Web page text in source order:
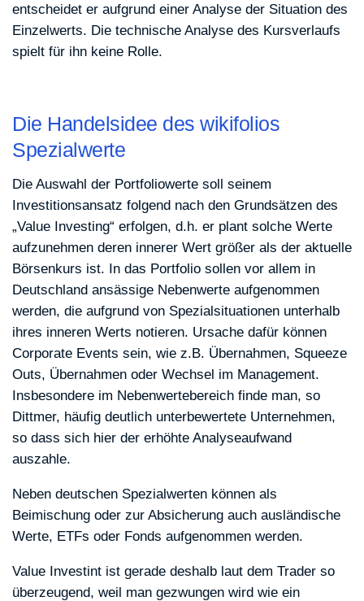
entscheidet er aufgrund einer Analyse der Situation des
Einzelwerts. Die technische Analyse des Kursverlaufs
spielt für ihn keine Rolle.
Die Handelsidee des wikifolios
Spezialwerte
Die Auswahl der Portfoliowerte soll seinem
Investitionsansatz folgend nach den Grundsätzen des
„Value Investing“ erfolgen, d.h. er plant solche Werte
aufzunehmen deren innerer Wert größer als der aktuelle
Börsenkurs ist. In das Portfolio sollen vor allem in
Deutschland ansässige Nebenwerte aufgenommen
werden, die aufgrund von Spezialsituationen unterhalb
ihres inneren Werts notieren. Ursache dafür können
Corporate Events sein, wie z.B. Übernahmen, Squeeze
Outs, Übernahmen oder Wechsel im Management.
Insbesondere im Nebenwertebereich finde man, so
Dittmer, häufig deutlich unterbewertete Unternehmen,
so dass sich hier der erhöhte Analyseaufwand
auszahle.
Neben deutschen Spezialwerten können als
Beimischung oder zur Absicherung auch ausländische
Werte, ETFs oder Fonds aufgenommen werden.
Value Investint ist gerade deshalb laut dem Trader so
überzeugend, weil man gezwungen wird wie ein